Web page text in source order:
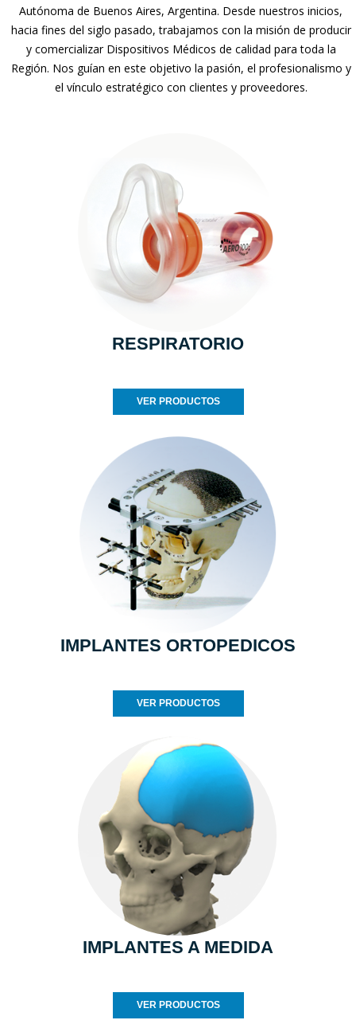
Autónoma de Buenos Aires, Argentina. Desde nuestros inicios,
hacia fines del siglo pasado, trabajamos con la misión de producir
y comercializar Dispositivos Médicos de calidad para toda la
Región. Nos guían en este objetivo la pasión, el profesionalismo y
el vínculo estratégico con clientes y proveedores.
RESPIRATORIO
VER PRODUCTOS
IMPLANTES ORTOPEDICOS
VER PRODUCTOS
IMPLANTES A MEDIDA
VER PRODUCTOS